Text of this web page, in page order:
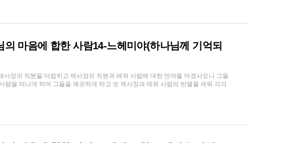
의 마음에 합한 사람14-느헤미야(하나님께 기억되
장의 직분을 더럽히고 제사장의 직분과 레위 사람에 대한 언약을 어겼사오니 그들
람을 떠나게 하여 그들을 깨끗하게 하고 또 제사장과 레위 사람의 반열을 세워 각각